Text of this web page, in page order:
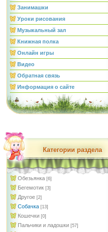
Занимашки
Уроки рисования
Музыкальный зал
Книжная полка
Онлайн игры
Видео
Обратная связь
Информация о сайте
Категории раздела
Обезьянка [6]
Бегемотик [3]
Другое [2]
Собачка [13]
Кошечки [0]
Пальчики и ладошки [57]